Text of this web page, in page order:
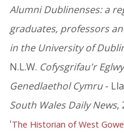
Alumni Dublinenses: a
graduates, professors
in the University of
N.L.W. Cofysgrifau'r
Genedlaethol Cymru-
South Wales Daily News,
'The Historian of West